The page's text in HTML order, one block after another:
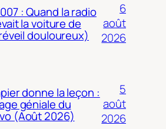
: Quand la radio
la voiture de
douloureux)
6
août
2026
donne la leçon :
géniale du
(Août 2026)
5
août
2026